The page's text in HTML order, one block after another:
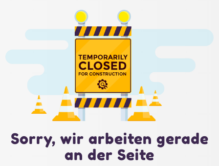
Sorry, wir arbeiten gerade
an der Seite